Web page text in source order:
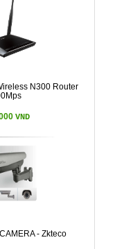
N300 Router
VND
- Zkteco